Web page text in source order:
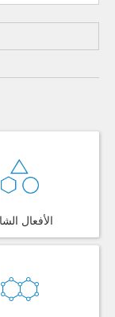
الأفعال